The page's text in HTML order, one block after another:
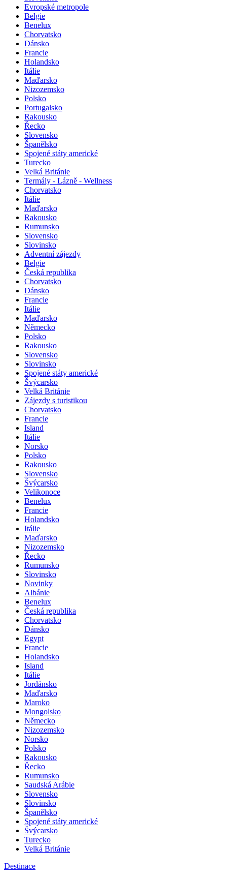
Evropské metropole
Belgie
Benelux
Chorvatsko
Dánsko
Francie
Holandsko
Itálie
Maďarsko
Nizozemsko
Polsko
Portugalsko
Rakousko
Řecko
Slovensko
Španělsko
Spojené státy americké
Turecko
Velká Británie
Termály - Lázně - Wellness
Chorvatsko
Itálie
Maďarsko
Rakousko
Rumunsko
Slovensko
Slovinsko
Adventní zájezdy
Belgie
Česká republika
Chorvatsko
Dánsko
Francie
Itálie
Maďarsko
Německo
Polsko
Rakousko
Slovensko
Slovinsko
Spojené státy americké
Švýcarsko
Velká Británie
Zájezdy s turistikou
Chorvatsko
Francie
Island
Itálie
Norsko
Polsko
Rakousko
Slovensko
Švýcarsko
Velikonoce
Benelux
Francie
Holandsko
Itálie
Maďarsko
Nizozemsko
Řecko
Rumunsko
Slovinsko
Novinky
Albánie
Benelux
Česká republika
Chorvatsko
Dánsko
Egypt
Francie
Holandsko
Island
Itálie
Jordánsko
Maďarsko
Maroko
Mongolsko
Německo
Nizozemsko
Norsko
Polsko
Rakousko
Řecko
Rumunsko
Saudská Arábie
Slovensko
Slovinsko
Španělsko
Spojené státy americké
Švýcarsko
Turecko
Velká Británie
Destinace